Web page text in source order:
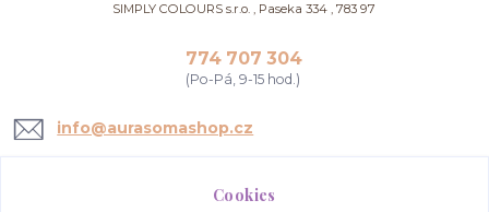
SIMPLY COLOURS s.r.o. , Paseka 334 , 783 97
774 707 304
(Po-Pá, 9-15 hod.)
info@aurasomashop.cz
Cookies